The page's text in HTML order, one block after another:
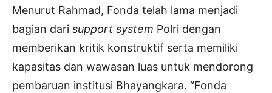
Menurut Rahmad, Fonda telah lama menjadi
bagian dari support system Polri dengan
memberikan kritik konstruktif serta memiliki
kapasitas dan wawasan luas untuk mendorong
pembaruan institusi Bhayangkara. “Fonda